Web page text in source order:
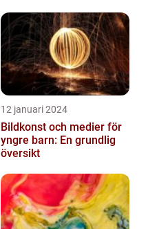
12 januari 2024
Bildkonst och medier för
yngre barn: En grundlig
översikt